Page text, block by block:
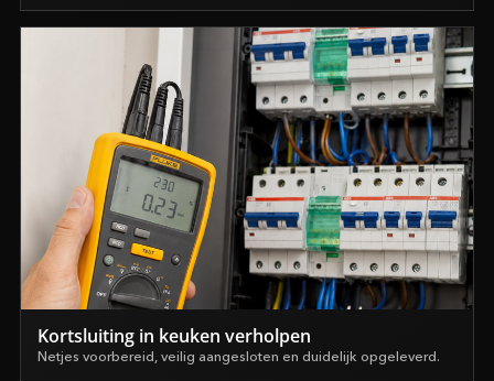
Kortsluiting in keuken verholpen
Netjes voorbereid, veilig aangesloten en duidelijk opgeleverd.